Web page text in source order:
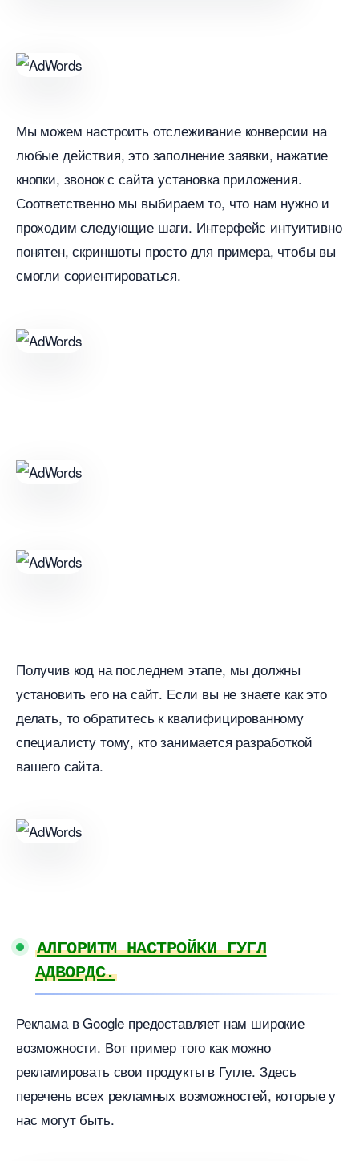
Мы можем настроить отслеживание конверсии на
любые действия, это заполнение заявки, нажатие
кнопки, звонок с сайта установка приложения.
Соответственно мы выбираем то, что нам нужно и
проходим следующие шаги. Интерфейс интуитивно
понятен, скриншоты просто для примера, чтобы вы
смогли сориентироваться.
Получив код на последнем этапе, мы должны
установить его на сайт. Если вы не знаете как это
делать, то обратитесь к квалифицированному
специалисту тому, кто занимается разработкой
ашего сайта.
АЛГОРИТМ НАСТРОЙКИ ГУГЛ
АДВОРДС.
Реклама в Google предоставляет нам широкие
озможности. Вот пример того как можно
рекламировать свои продукты в Гугле. Здесь
перечень всех рекламных возможностей, которые у
нас могут быть.